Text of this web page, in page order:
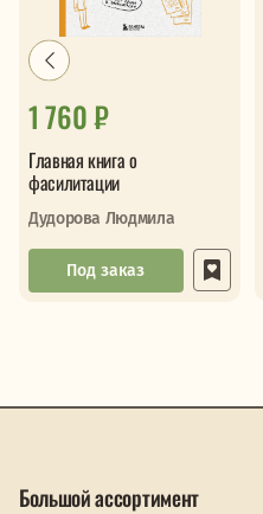
1 760 ₽
Главная книга о
фасилитации
Дудорова Людмила
Под заказ
Большой ассортимент